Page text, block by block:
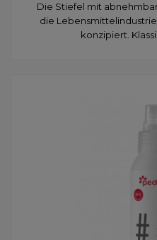
Die Stiefel mit
die
konzipiert.